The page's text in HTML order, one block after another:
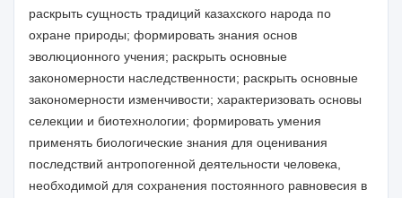
раскрыть сущность традиций казахского народа по
охране природы; формировать знания основ
эволюционного учения; раскрыть основные
закономерности наследственности; раскрыть основные
закономерности изменчивости; характеризовать основы
селекции и биотехнологии; формировать умения
применять биологические знания для оценивания
последствий антропогенной деятельности человека,
необходимой для сохранения постоянного равновесия в